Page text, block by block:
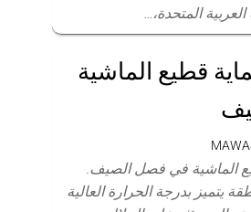
المتحدة،…
قطيع الماشية
الماشية في فصل الصيف.
بدرجة الحرارة العالية